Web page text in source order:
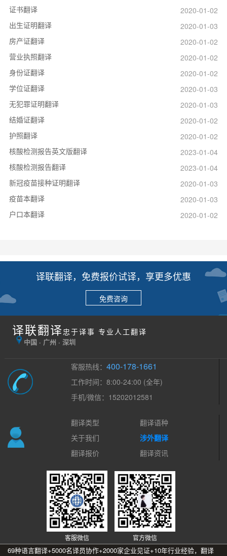
证书翻译
2020-01-02
出生证明翻译
2020-01-03
房产证翻译
2020-01-02
营业执照翻译
2020-01-02
身份证翻译
2020-01-02
学位证翻译
2020-01-03
无犯罪证明翻译
2020-01-03
结婚证翻译
2020-01-02
护照翻译
2020-01-02
核酸检测报告英文版翻译
2023-01-04
核酸检测报告翻译
2023-01-04
新冠疫苗接种证明翻译
2020-01-03
疫苗本翻译
2020-01-03
户口本翻译
2020-01-02
译联翻译，免费报价试译，享更多优惠
免费咨询
译联翻译 忠于译事 专业人工翻译
中国 · 广州 · 深圳
客服热线：400-178-1661
工作时间：8:00-24:00 (全年)
手机/微信：15202012581
翻译类型
翻译语种
关于我们
涉外翻译
翻译报价
翻译资讯
客服微信 官方微信
69种语言翻译+5000名译员协作+2000家企业见证+10年行业经验，翻译